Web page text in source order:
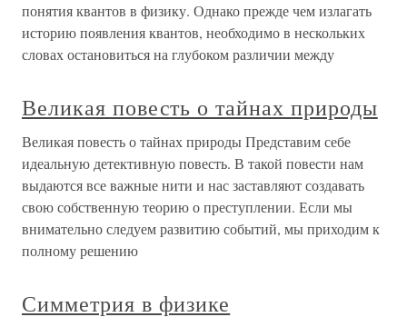
понятия квантов в физику. Однако прежде чем излагать
историю появления квантов, необходимо в нескольких
словах остановиться на глубоком различии между
Великая повесть о тайнах природы
Великая повесть о тайнах природы Представим себе
идеальную детективную повесть. В такой повести нам
выдаются все важные нити и нас заставляют создавать
свою собственную теорию о преступлении. Если мы
внимательно следуем развитию событий, мы приходим к
полному решению
Симметрия в физике